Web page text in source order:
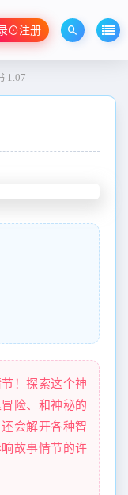
⊙注册
1.07
！探索这个神
险、和神秘的
会解开各种智
故事情节的许